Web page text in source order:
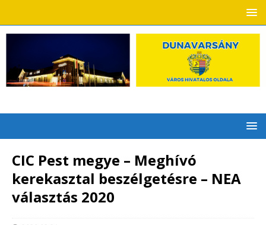
CIC Pest megye – Meghívó
kerekasztal beszélgetésre – NEA
választás 2020